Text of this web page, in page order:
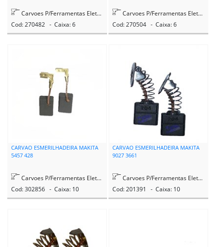
Carvoes P/Ferramentas Eletricas
Cod: 270482 - Caixa: 6
Carvoes P/Ferramentas Eletricas
Cod: 270504 - Caixa: 6
CARVAO ESMERILHADEIRA MAKITA
5457 428
Carvoes P/Ferramentas Eletricas
Cod: 302856 - Caixa: 10
CARVAO ESMERILHADEIRA MAKITA
9027 3661
Carvoes P/Ferramentas Eletricas
Cod: 201391 - Caixa: 10